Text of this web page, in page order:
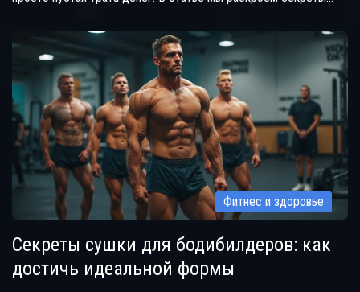
правильно использовать для достижения поставленных целей.
Фитнес и здоровье
Секреты сушки для бодибилдеров: как
достичь идеальной формы